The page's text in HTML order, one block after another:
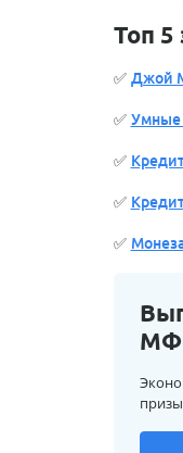
Топ 5
✅ Джой
✅ Умные
✅
✅
✅
призы